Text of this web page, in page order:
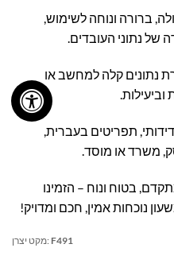
ברורה ונוחה לשימוש,
של נתוני העובדים.
נתונים קלה למחשב או
וביעילות.
תפריטים בעברית,
משרד או מוסד.
בטוח ונוח – הזמינו
מקט יצרן: F491